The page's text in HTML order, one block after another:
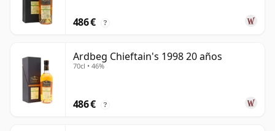
486 € ?
Ardbeg Chieftain's 1998 20 años
70cl • 46%
486 € ?